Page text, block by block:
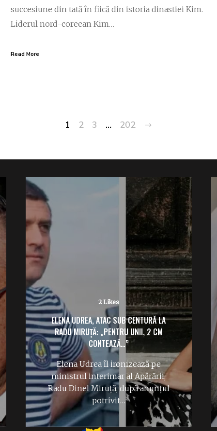
succesiune din tată în fiică din istoria dinastiei Kim.
Liderul nord-coreean Kim…
Read More
1 2 3 … 202
2 Likes
ELENA UDREA, ATAC SUB CENTURĂ LA
RADU MIRUȚĂ: „PENTRU UNII, 2 CM
CONTEAZĂ…”
Elena Udrea îl ironizează pe
ministrul interimar al Apărării,
Radu Dinel Miruță, după anunțul
potrivit…